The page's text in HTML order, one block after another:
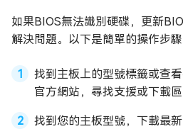
如果BIOS無法識別硬碟，更新
解決問題。以下是簡單的操作步驟
找到主板上的型號標籤或查
官方網站，尋找支援或下載區
找到您的主板型號，下載最